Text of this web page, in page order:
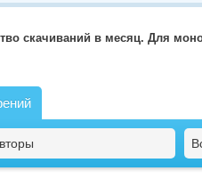
скачиваний в месяц. Для